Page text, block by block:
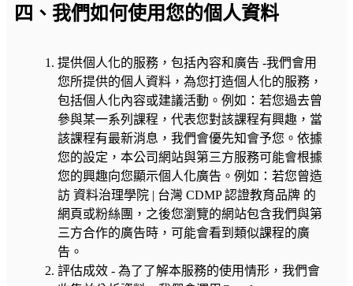
四、我們如何使用您的個人資料
提供個人化的服務，包括內容和廣告 -我們會用
您所提供的個人資料，為您打造個人化的服務，
包括個人化內容或建議活動。例如：若您過去曾
參與某一系列課程，代表您對該課程有興趣，當
該課程有最新消息，我們會優先知會予您。依據
您的設定，本公司網站與第三方服務可能會根據
您的興趣向您顯示個人化廣告。例如：若您曾造
訪 資料治理學院 | 台灣 CDMP 認證教育品牌 的
網頁或粉絲團，之後您瀏覽的網站包含我們與第
三方合作的廣告時，可能會看到類似課程的廣
告。
評估成效 - 為了了解本服務的使用情形，我們會